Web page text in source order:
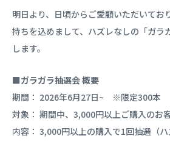
明日より、日頃からご愛顧いただいてお
持ちを込めまして、ハズレなしの「ガラ
します。
■ガラガラ抽選会 概要
期間： 2026年6月27日~ ※限定300本
対象： 期間中、3,000円以上ご購入のお
内容： 3,000円以上の購入で1回抽選（ハ